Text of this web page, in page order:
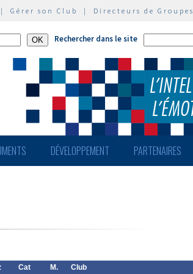
Gérer son Club | Directeurs de Groupes
Rechercher dans le site
DÉVELOPPEMENT PARTENAIRES
Cat M. Club